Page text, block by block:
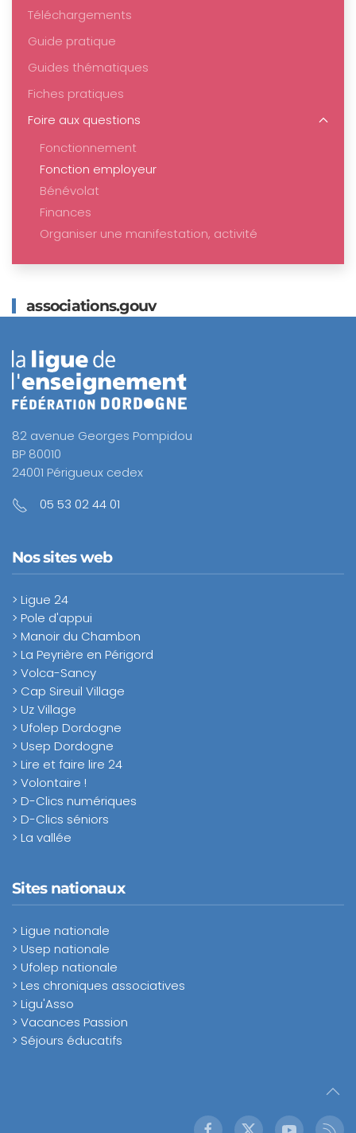
Téléchargements
Guide pratique
Guides thématiques
Fiches pratiques
Foire aux questions
Fonctionnement
Fonction employeur
Bénévolat
Finances
Organiser une manifestation, activité
associations.gouv
82 avenue Georges Pompidou
BP 80010
24001 Périgueux cedex
05 53 02 44 01
Nos sites web
> Ligue 24
> Pole d'appui
> Manoir du Chambon
> La Peyrière en Périgord
> Volca-Sancy
> Cap Sireuil Village
> Uz Village
> Ufolep Dordogne
> Usep Dordogne
> Lire et faire lire 24
> Volontaire !
> D-Clics numériques
> D-Clics séniors
> La vallée
Sites nationaux
> Ligue nationale
> Usep nationale
> Ufolep nationale
> Les chroniques associatives
> Ligu'Asso
> Vacances Passion
> Séjours éducatifs